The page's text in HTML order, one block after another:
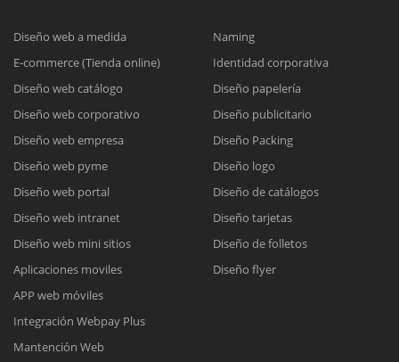
Diseño web a medida
E-commerce (Tienda online)
Diseño web catálogo
Diseño web corporativo
Diseño web empresa
Diseño web pyme
Diseño web portal
Diseño web intranet
Diseño web mini sitios
Aplicaciones moviles
APP web móviles
Integración Webpay Plus
Mantención Web
Naming
Identidad corporativa
Diseño papelería
Diseño publicitario
Diseño Packing
Diseño logo
Diseño de catálogos
Diseño tarjetas
Diseño de folletos
Diseño flyer